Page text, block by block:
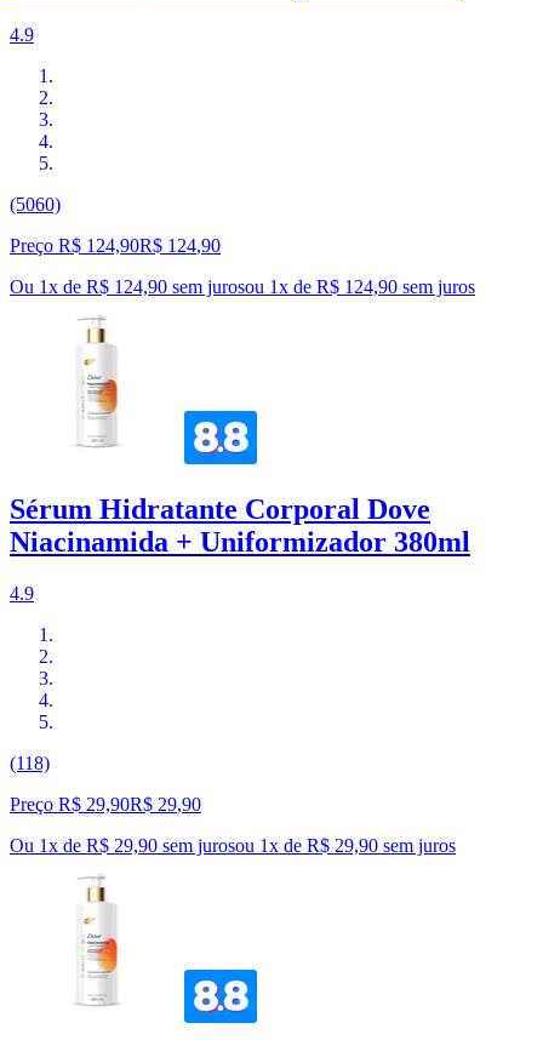
4.9
(5060)
Preço R$ 124,90R$ 124,90
Ou 1x de R$ 124,90 sem jurosou 1x de R$ 124,90 sem juros
Sérum Hidratante Corporal Dove
Niacinamida + Uniformizador 380ml
4.9
(118)
Preço R$ 29,90R$ 29,90
Ou 1x de R$ 29,90 sem jurosou 1x de R$ 29,90 sem juros